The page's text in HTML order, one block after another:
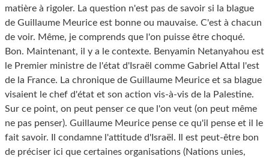
matière à rigoler. La question n'est pas de savoir si la blague
de Guillaume Meurice est bonne ou mauvaise. C'est à chacun
de voir. Même, je comprends que l'on puisse être choqué.
Bon. Maintenant, il y a le contexte. Benyamin Netanyahou est
le Premier ministre de l'état d'Israël comme Gabriel Attal l'est
de la France. La chronique de Guillaume Meurice et sa blague
visaient le chef d'état et son action vis-à-vis de la Palestine.
Sur ce point, on peut penser ce que l'on veut (on peut même
ne pas penser). Guillaume Meurice pense ce qu'il pense et il le
fait savoir. Il condamne l'attitude d'Israël. Il est peut-être bon
de préciser ici que certaines organisations (Nations unies,